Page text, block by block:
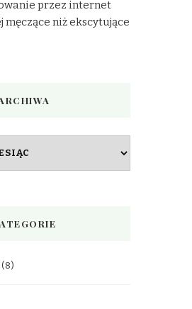
przez internet
męczące niż ekscytujące
(8)